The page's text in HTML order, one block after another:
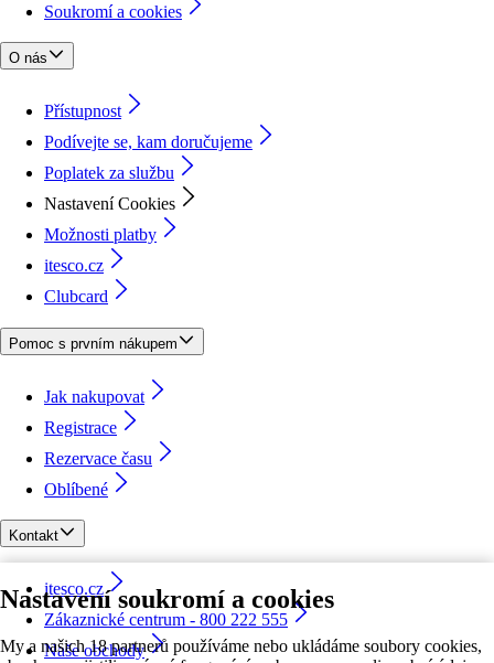
Nastavení soukromí a cookies
My a našich 18 partnerů používáme nebo ukládáme soubory cookies,
Soukromí a cookies
O nás
Přístupnost
Podívejte se, kam doručujeme
Poplatek za službu
Nastavení Cookies
Možnosti platby
itesco.cz
Clubcard
Pomoc s prvním nákupem
Jak nakupovat
Registrace
Rezervace času
Oblíbené
Kontakt
itesco.cz
Zákaznické centrum - 800 222 555
Naše obchody